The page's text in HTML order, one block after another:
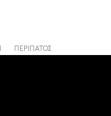
ΠΕΡΙΠΑΤΟΣ